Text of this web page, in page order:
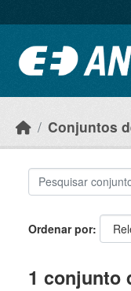
Conjuntos
Ordenar por
1 conjunto